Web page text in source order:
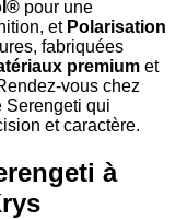
pour une
et Polarisation
fabriquées
premium et
vous chez
Serengeti qui
et caractère.
à